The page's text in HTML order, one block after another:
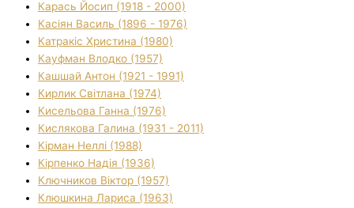
Карась Йосип (1918 - 2000)
Касіян Василь (1896 - 1976)
Катракіс Христина (1980)
Кауфман Влодко (1957)
Кашшай Антон (1921 - 1991)
Кирлик Світлана (1974)
Кисельова Ганна (1976)
Кислякова Галина (1931 - 2011)
Кірман Неллі (1988)
Кірпенко Надія (1936)
Ключников Віктор (1957)
Клюшкина Лариса (1963)